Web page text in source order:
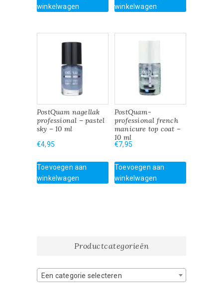
winkelwagen
winkelwagen
PostQuam nagellak
professional – pastel
sky – 10 ml
€4,95
Toevoegen aan
winkelwagen
PostQuam-
professional french
manicure top coat –
10 ml
€7,95
Toevoegen aan
winkelwagen
Productcategorieën
Een categorie selecteren